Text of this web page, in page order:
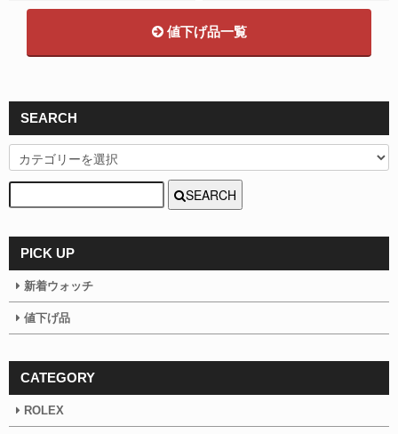
値下げ品一覧
SEARCH
SEARCH
PICK UP
新着ウォッチ
値下げ品
CATEGORY
ROLEX